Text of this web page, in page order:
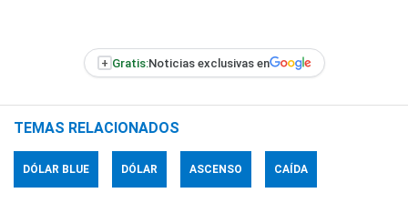
+ Gratis:Noticias exclusivas en
TEMAS RELACIONADOS
DÓLAR BLUE DÓLAR ASCENSO CAÍDA